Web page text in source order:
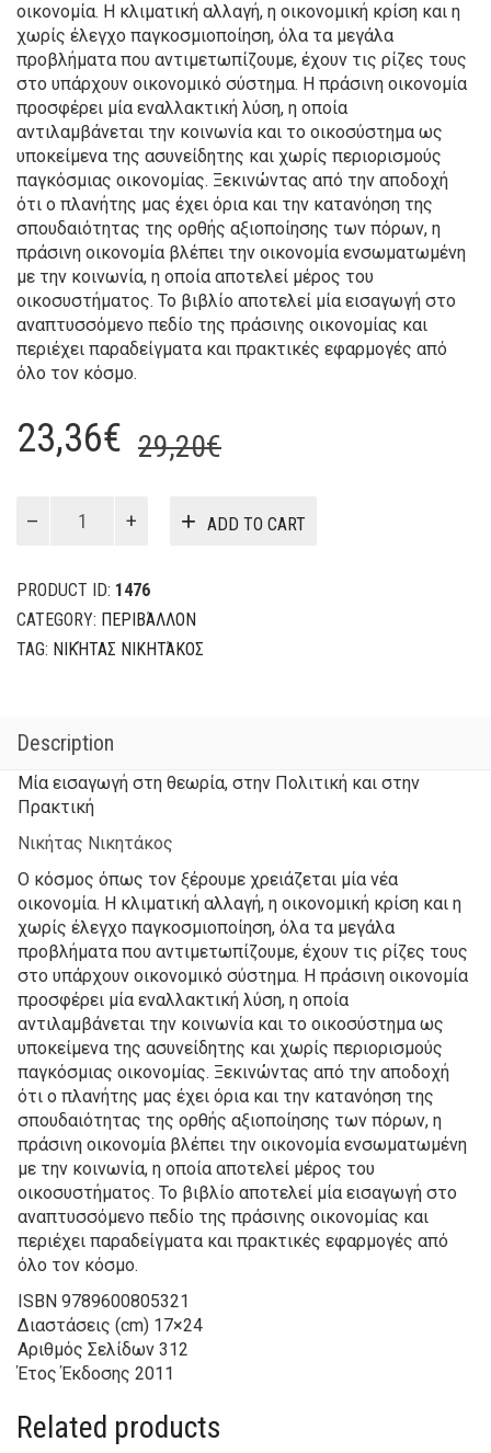
οικονομία. Η κλιματική αλλαγή, η οικονομική κρίση και η
χωρίς έλεγχο παγκοσμιοποίηση, όλα τα μεγάλα
προβλήματα που αντιμετωπίζουμε, έχουν τις ρίζες τους
στο υπάρχουν οικονομικό σύστημα. Η πράσινη οικονομία
προσφέρει μία εναλλακτική λύση, η οποία
αντιλαμβάνεται την κοινωνία και το οικοσύστημα ως
υποκείμενα της ασυνείδητης και χωρίς περιορισμούς
παγκόσμιας οικονομίας. Ξεκινώντας από την αποδοχή
ότι ο πλανήτης μας έχει όρια και την κατανόηση της
σπουδαιότητας της ορθής αξιοποίησης των πόρων, η
πράσινη οικονομία βλέπει την οικονομία ενσωματωμένη
με την κοινωνία, η οποία αποτελεί μέρος του
οικοσυστήματος. Το βιβλίο αποτελεί μία εισαγωγή στο
αναπτυσσόμενο πεδίο της πράσινης οικονομίας και
περιέχει παραδείγματα και πρακτικές εφαρμογές από
όλο τον κόσμο.
29,20€Original
was:
23,36€
Current
is:
ΟΙΚΟΝΟΜΙΑ
ADD TO CART
PRODUCT ID: 1476
CATEGORY: ΠΕΡΙΒΆΛΛΟΝ
TAG: ΝΙΚΉΤΑΣ ΝΙΚΗΤΆΚΟΣ
Description
Μία εισαγωγή στη θεωρία, στην Πολιτική και στην
Πρακτική
Νικήτας Νικητάκος
Ο κόσμος όπως τον ξέρουμε χρειάζεται μία νέα
οικονομία. Η κλιματική αλλαγή, η οικονομική κρίση και η
χωρίς έλεγχο παγκοσμιοποίηση, όλα τα μεγάλα
προβλήματα που αντιμετωπίζουμε, έχουν τις ρίζες τους
στο υπάρχουν οικονομικό σύστημα. Η πράσινη οικονομία
προσφέρει μία εναλλακτική λύση, η οποία
αντιλαμβάνεται την κοινωνία και το οικοσύστημα ως
υποκείμενα της ασυνείδητης και χωρίς περιορισμούς
παγκόσμιας οικονομίας. Ξεκινώντας από την αποδοχή
ότι ο πλανήτης μας έχει όρια και την κατανόηση της
σπουδαιότητας της ορθής αξιοποίησης των πόρων, η
πράσινη οικονομία βλέπει την οικονομία ενσωματωμένη
με την κοινωνία, η οποία αποτελεί μέρος του
οικοσυστήματος. Το βιβλίο αποτελεί μία εισαγωγή στο
αναπτυσσόμενο πεδίο της πράσινης οικονομίας και
περιέχει παραδείγματα και πρακτικές εφαρμογές από
όλο τον κόσμο.
ISBN 9789600805321
Διαστάσεις (cm) 17×24
Αριθμός Σελίδων 312
Έτος Έκδοσης 2011
Related products